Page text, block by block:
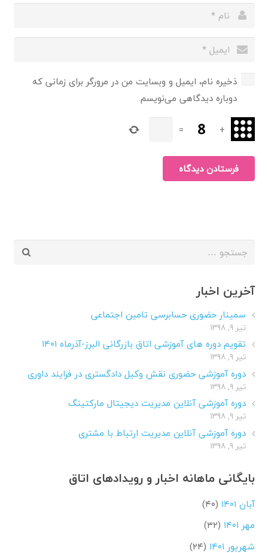
ذخیره نام، ایمیل و وبسایت من در مرورگر برای زمانی که
دوباره دیدگاهی می‌نویسم.
+
=
فرستادن دیدگاه
جستجو
آخرین اخبار
سمینار حضوری حسابرسی تامین اجتماعی
تیر ۹, ۱۳۹۸
تقویم دوره های آموزشی اتاق بازرگانی البرز-آذرماه ۱۴۰۱
تیر ۹, ۱۳۹۸
دوره آموزشی حضوری نقش وکیل دادگستری در فرایند داوری
تیر ۹, ۱۳۹۸
دوره آموزشی آنلاین مدیریت دیجیتال مارکتینگ
تیر ۹, ۱۳۹۸
دوره آموزشی آنلاین مدیریت ارتباط با مشتری
تیر ۹, ۱۳۹۸
بایگانی ماهانه اخبار و رویدادهای اتاق
آبان ۱۴۰۱
(۴۰)
مهر ۱۴۰۱
(۳۲)
شهریور ۱۴۰۱
(۲۴)